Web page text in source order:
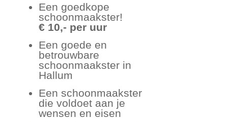
Een goedkope
schoonmaakster!
€ 10,- per uur
Een goede en
betrouwbare
schoonmaakster in
Hallum
Een schoonmaakster
die voldoet aan je
wensen en eisen